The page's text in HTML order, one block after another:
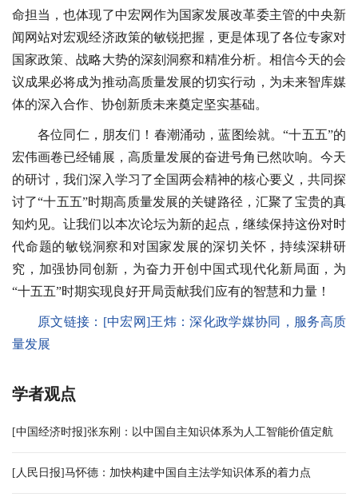
命担当，也体现了中宏网作为国家发展改革委主管的中央新
闻网站对宏观经济政策的敏锐把握，更是体现了各位专家对
国家政策、战略大势的深刻洞察和精准分析。相信今天的会
议成果必将成为推动高质量发展的切实行动，为未来智库媒
体的深入合作、协创新质未来奠定坚实基础。
各位同仁，朋友们！春潮涌动，蓝图绘就。“十五五”的
宏伟画卷已经铺展，高质量发展的奋进号角已然吹响。今天
的研讨，我们深入学习了全国两会精神的核心要义，共同探
讨了“十五五”时期高质量发展的关键路径，汇聚了宝贵的真
知灼见。让我们以本次论坛为新的起点，继续保持这份对时
代命题的敏锐洞察和对国家发展的深切关怀，持续深耕研
究，加强协同创新，为奋力开创中国式现代化新局面，为
“十五五”时期实现良好开局贡献我们应有的智慧和力量！
原文链接： [中宏网]王炜：深化政学媒协同，服务高质
量发展
学者观点
[中国经济时报]张东刚：以中国自主知识体系为人工智能价值定航
[人民日报]马怀德：加快构建中国自主法学知识体系的着力点